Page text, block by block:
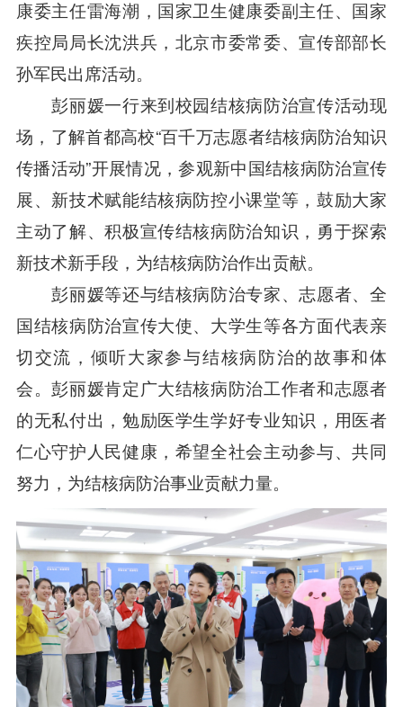
康委主任雷海潮，国家卫生健康委副主任、国家
疾控局局长沈洪兵，北京市委常委、宣传部部长
孙军民出席活动。
彭丽媛一行来到校园结核病防治宣传活动现
场，了解首都高校“百千万志愿者结核病防治知识
传播活动”开展情况，参观新中国结核病防治宣传
展、新技术赋能结核病防控小课堂等，鼓励大家
主动了解、积极宣传结核病防治知识，勇于探索
新技术新手段，为结核病防治作出贡献。
彭丽媛等还与结核病防治专家、志愿者、全
国结核病防治宣传大使、大学生等各方面代表亲
切交流，倾听大家参与结核病防治的故事和体
会。彭丽媛肯定广大结核病防治工作者和志愿者
的无私付出，勉励医学生学好专业知识，用医者
仁心守护人民健康，希望全社会主动参与、共同
努力，为结核病防治事业贡献力量。